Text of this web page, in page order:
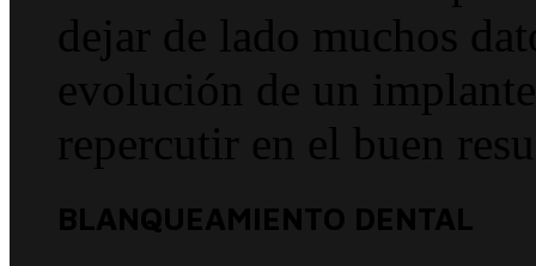
dejar de lado muchos
evolución de un
repercutir en el buen
BLANQUEAMIENTO DENTAL